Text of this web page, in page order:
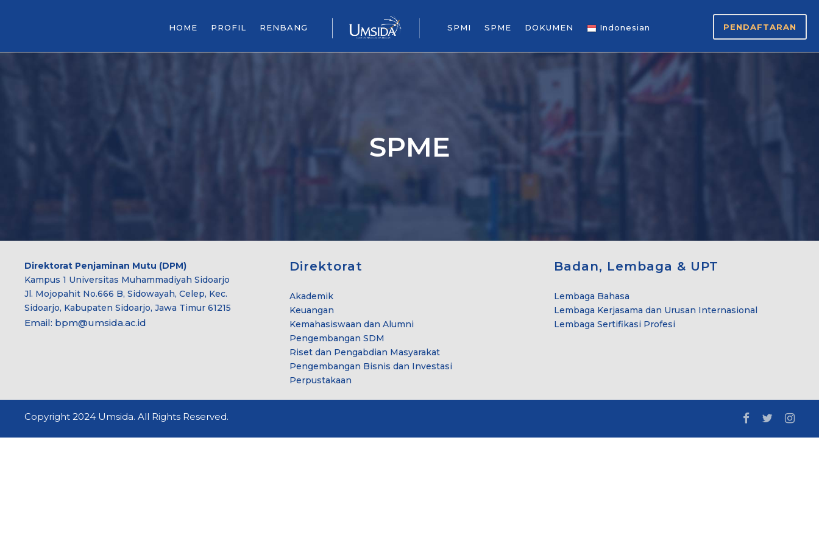
HOME PROFIL RENBANG SPMI SPME DOKUMEN Indonesian PENDAFTARAN
SPME
Direktorat Penjaminan Mutu (DPM)
Kampus 1 Universitas Muhammadiyah Sidoarjo
Jl. Mojopahit No.666 B, Sidowayah, Celep, Kec.
Sidoarjo, Kabupaten Sidoarjo, Jawa Timur 61215
Email: bpm@umsida.ac.id
Direktorat
Akademik
Keuangan
Kemahasiswaan dan Alumni
Pengembangan SDM
Riset dan Pengabdian Masyarakat
Pengembangan Bisnis dan Investasi
Perpustakaan
Badan, Lembaga & UPT
Lembaga Bahasa
Lembaga Kerjasama dan Urusan Internasional
Lembaga Sertifikasi Profesi
Copyright 2024 Umsida. All Rights Reserved.